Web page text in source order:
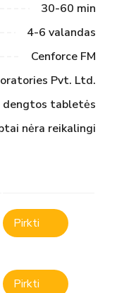
30-60 min
4-6 valandas
Cenforce FM
Pvt. Ltd.
dengtos tabletės
nėra reikalingi
Pirkti
Pirkti